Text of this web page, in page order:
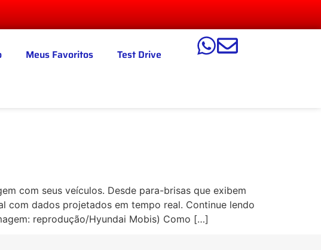
Meus Favoritos
Test Drive
com seus veículos. Desde para-brisas que exibem
com dados projetados em tempo real. Continue lendo
reprodução/Hyundai Mobis) Como […]